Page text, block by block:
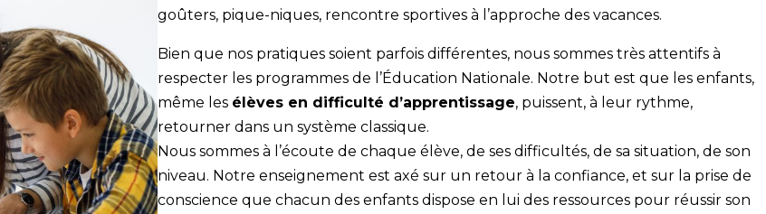
goûters, pique-niques, rencontre sportives à l’approche des vacances.
Bien que nos pratiques soient parfois différentes, nous sommes très attentifs à
respecter les programmes de l’Éducation Nationale. Notre but est que les enfants,
même les élèves en difficulté d’apprentissage, puissent, à leur rythme,
retourner dans un système classique.
Nous sommes à l’écoute de chaque élève, de ses difficultés, de sa situation, de son
niveau. Notre enseignement est axé sur un retour à la confiance, et sur la prise de
conscience que chacun des enfants dispose en lui des ressources pour réussir son